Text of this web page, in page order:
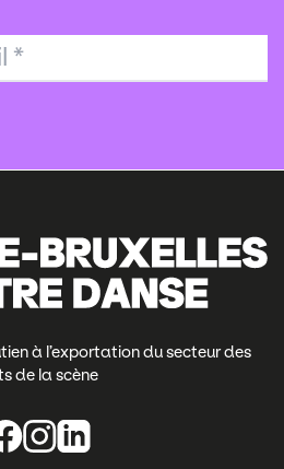
*
à l’exportation du secteur des
de la scène